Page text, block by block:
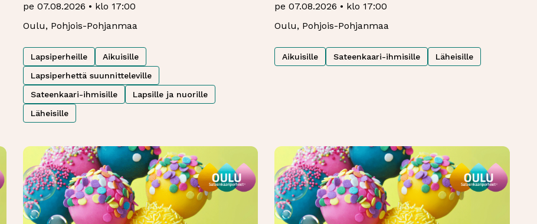
pe 07.08.2026 • klo 17:00
Oulu, Pohjois-Pohjanmaa
Lapsiperheille
Aikuisille
Lapsiperhettä suunnitteleville
Sateenkaari-ihmisille
Lapsille ja nuorille
Läheisille
pe 07.08.2026 • klo 17:00
Oulu, Pohjois-Pohjanmaa
Aikuisille Sateenkaari-ihmisille Läheisille